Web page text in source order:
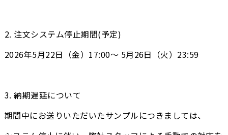
2. 注文システム停止期間(予定)
2026年5月22日（金）17:00～ 5月26日（火）23:59
3. 納期遅延について
期間中にお送りいただいたサンプルにつきましては、